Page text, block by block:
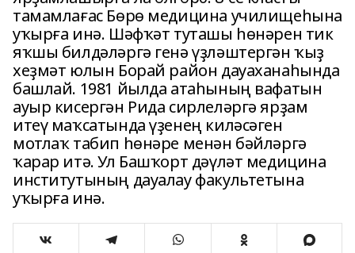
тамамлағас Бөрө медицина училищеһына
уҡырға инә. Шәфҡәт туташы һөнәрен тик
яҡшы билдәләргә генә үҙләштергән ҡыҙ
хеҙмәт юлын Борай район дауаханаһында
башлай. 1981 йылда атаһының вафатын
ауыр кисергән Рида сирлеләргә ярҙам
итеү маҡсатында үҙенең киләсәген
мотлаҡ табип һөнәре менән бәйләргә
ҡарар итә. Ул Башҡорт дәүләт медицина
институтының дауалау факультетына
уҡырға инә.